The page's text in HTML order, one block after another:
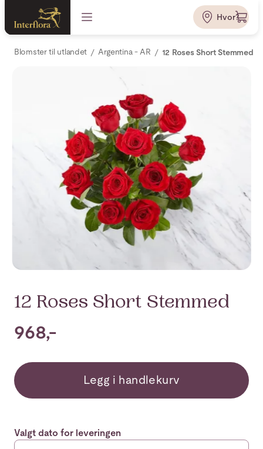
Hvor?
Blomster til utlandet Argentina - AR 12 Roses Short Stemmed
12 Roses Short Stemmed
968,-
Legg i handlekurv
Valgt dato for leveringen